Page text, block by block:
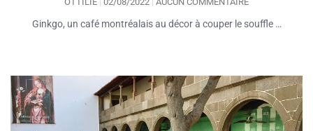
Ginkgo, un café montréalais au décor à couper le souffle …